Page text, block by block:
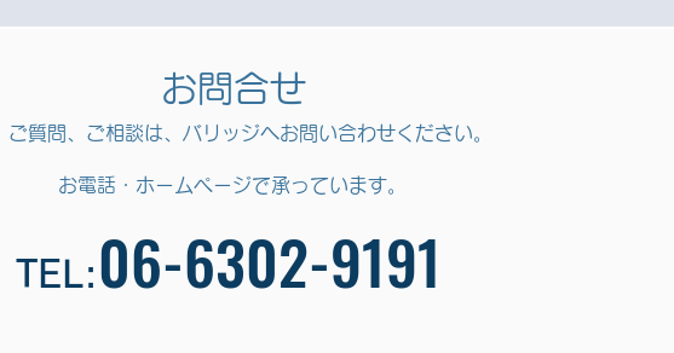
お問合せ
​ご質問、ご相談は 、バリッジへお問い合わせください。
​お電話・ホームページで承っています。
TEL: 06-6302-9191